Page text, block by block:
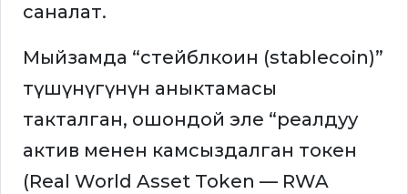
саналат.
Мыйзамда “стейблкоин (stablecoin)”
түшүнүгүнүн аныктамасы
такталган, ошондой эле “реалдуу
актив менен камсыздалган токен
(Real World Asset Token — RWA